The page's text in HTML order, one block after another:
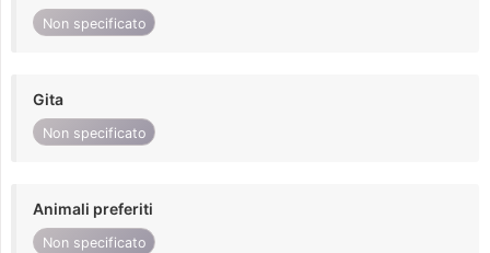
Non specificato
Gita
Non specificato
Animali preferiti
Non specificato